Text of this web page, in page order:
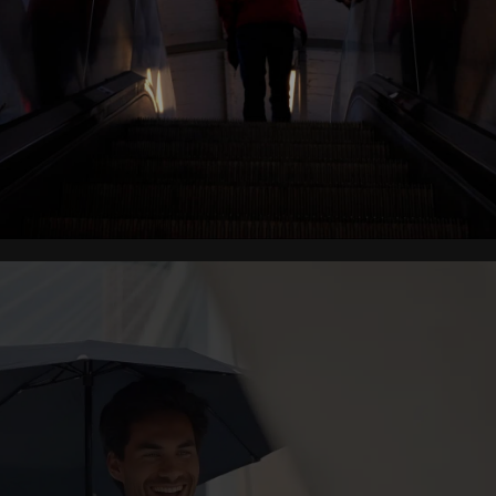
LEES MEER
VACATUREVIDEO
Verras kandidaten met een video die laat zien waarom